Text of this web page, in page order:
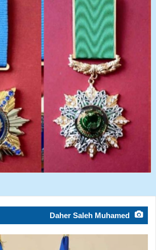
Daher Saleh Muhamed